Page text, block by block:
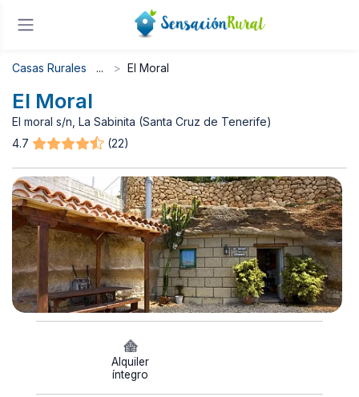
Casas Rurales El Moral
El Moral
El moral s/n, La Sabinita (Santa Cruz de Tenerife)
4.7
(22)
Alquiler
íntegro